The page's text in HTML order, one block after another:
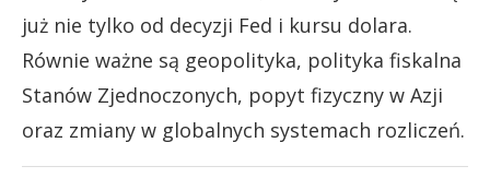
już nie tylko od decyzji Fed i kursu dolara.
Równie ważne są geopolityka, polityka fiskalna
Stanów Zjednoczonych, popyt fizyczny w Azji
oraz zmiany w globalnych systemach rozliczeń.